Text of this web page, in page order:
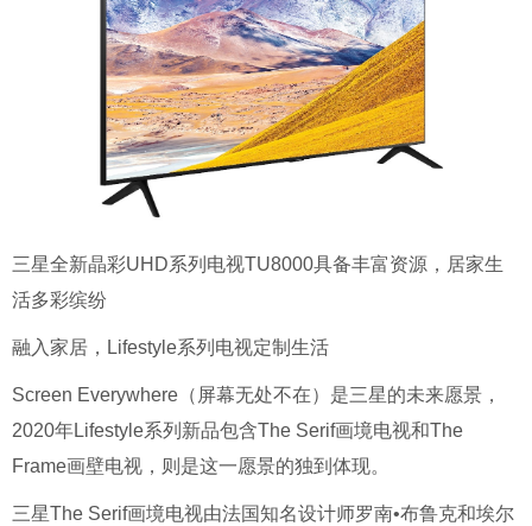
三星全新晶彩UHD系列电视TU8000具备丰富资源，居家生
活多彩缤纷
融入家居，Lifestyle系列电视定制生活
Screen Everywhere（屏幕无处不在）是三星的未来愿景，
2020年Lifestyle系列新品包含The Serif画境电视和The
Frame画壁电视，则是这一愿景的独到体现。
三星The Serif画境电视由法国知名设计师罗南•布鲁克和埃尔